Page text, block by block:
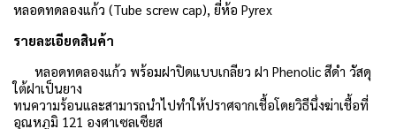
หลอดทดลองแก้ว (Tube screw cap), ยี่ห้อ Pyrex
รายละเอียดสินค้า
หลอดทดลองแก้ว พร้อมฝาปิดแบบเกลียว ฝา Phenolic สีดำ วัสดุ
ใต้ฝาเป็นยาง
ทนความร้อนและสามารถนำไปทำให้ปราศจากเชื้อโดยวิธีนึ่งฆ่าเชื้อที่
อุณหภูมิ 121 องศาเซลเซียส